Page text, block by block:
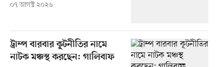
০৭ আগস্ট ২০২৬
ট্রাম্প বারবার কূটনীতির নামে
নাটক মঞ্চস্থ করছেন: গালিবাফ